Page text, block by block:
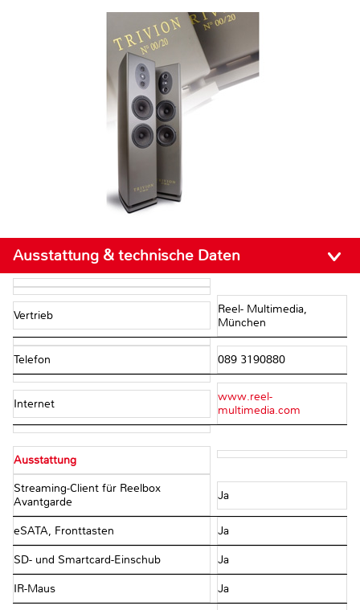
Ausstattung & technische Daten
Vertrieb
Reel- Multimedia,
München
Telefon 089 3190880
Internet
www.reel-
multimedia.com
Ausstattung
Streaming-Client für Reelbox
Avantgarde
Ja
eSATA, Fronttasten Ja
SD- und Smartcard-Einschub Ja
IR-Maus Ja